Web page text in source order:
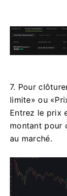
7. Pour
limite» ou
Entrez le prix
montant pour
au marché.